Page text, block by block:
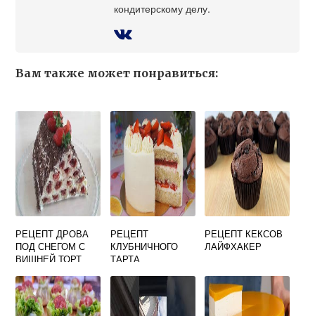
кондитерскому делу.
Вам также может понравиться:
РЕЦЕПТ ДРОВА
ПОД СНЕГОМ С
ВИШНЕЙ ТОРТ
РЕЦЕПТ
КЛУБНИЧНОГО
ТАРТА
РЕЦЕПТ КЕКСОВ
ЛАЙФХАКЕР